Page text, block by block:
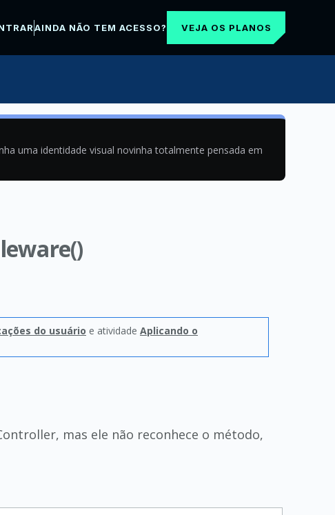
AINDA NÃO TEM ACESSO? VEJA OS PLANOS
uma identidade visual novinha totalmente pensada em
do usuário e atividade Aplicando o
mas ele não reconhece o método,